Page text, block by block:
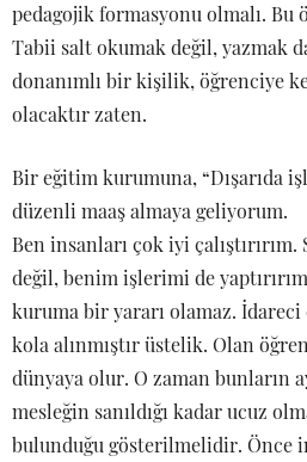
pedagojik formasyonu olmalı.
Tabii salt okumak değil, yazmak
donanımlı bir kişilik, öğrenciye
olacaktır zaten.
Bir eğitim kurumuna, “Dışarıda
düzenli maaş almaya geliyorum.
Ben insanları çok iyi
değil, benim işlerimi de
kuruma bir yararı olamaz.
kola alınmıştır üstelik. Olan
dünyaya olur. O zaman bunların
mesleğin sanıldığı kadar ucuz
bulunduğu gösterilmelidir. Önce